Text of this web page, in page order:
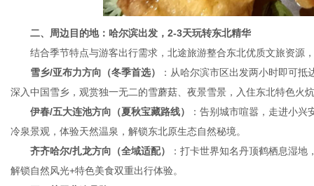
二、周边目的地：哈尔滨出发，2-3天玩转东北精华
结合季节特点与游客出行需求，北途旅游整合东北优质文旅资源
雪乡/亚布力方向（冬季首选）
：从哈尔滨市区出发两小时即可
深入中国雪乡，观赏独一无二的雪蘑菇、夜景雪景，入住东北特色火
伊春/五大连池方向（夏秋宝藏路线）
：告别城市喧嚣，走进小
冷泉景观，体验天然温泉，解锁东北原生态自然秘境。
齐齐哈尔/扎龙方向（全域适配）
：打卡世界知名丹顶鹤栖息湿
解锁自然风光+特色美食双重出行体验。